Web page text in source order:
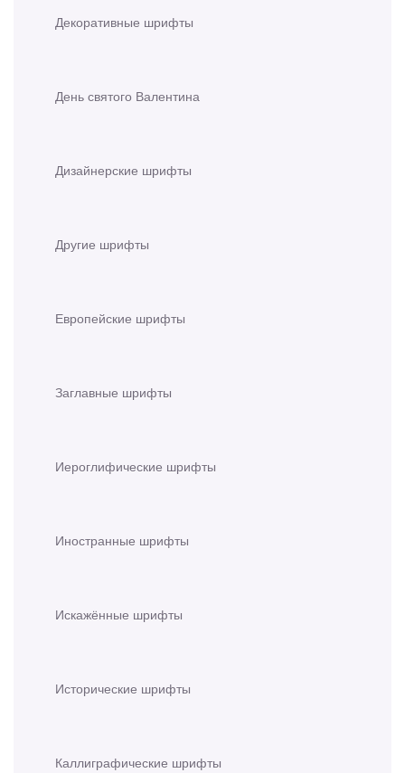
Декоративные шрифты
День святого Валентина
Дизайнерские шрифты
Другие шрифты
Европейские шрифты
Заглавные шрифты
Иероглифические шрифты
Иностранные шрифты
Искажённые шрифты
Исторические шрифты
Каллиграфические шрифты